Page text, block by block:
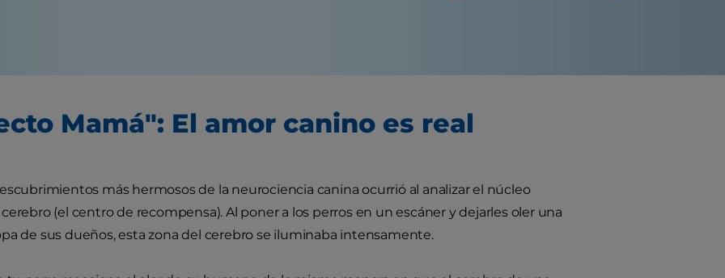
Mamá": El amor canino es real
más hermosos de la neurociencia canina ocurrió al analizar el núcleo
(el centro de recompensa). Al poner a los perros en un escáner y dejarles oler una
de sus dueños, esta zona del cerebro se iluminaba intensamente.